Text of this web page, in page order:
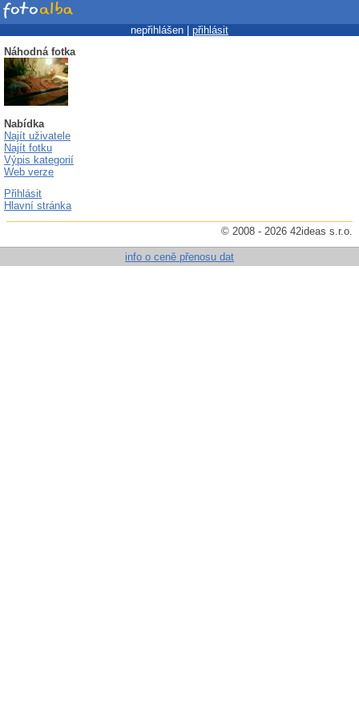
nepřihlášen | přihlásit
Náhodná fotka
Nabídka
Najít uživatele
Najít fotku
Výpis kategorií
Web verze
Přihlásit
Hlavní stránka
© 2008 - 2026 42ideas s.r.o.
info o ceně přenosu dat